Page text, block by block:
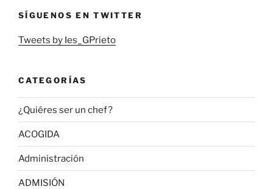
SÍGUENOS EN TWITTER
Tweets by Ies_GPrieto
CATEGORÍAS
¿Quiéres ser un chef?
ACOGIDA
Administración
ADMISIÓN